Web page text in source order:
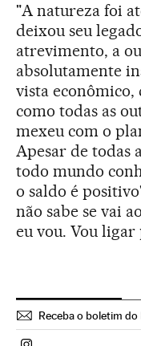
"A natureza foi
deixou seu
atrevimento, a
absolutamente
vista
como todas as
mexeu com o
Apesar de todas
todo mundo
o saldo é
não sabe se vai
eu vou. Vou ligar
Receba o boletim do